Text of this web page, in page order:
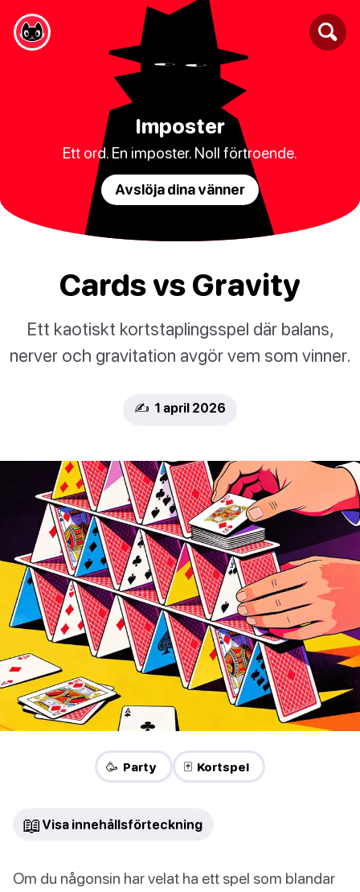
Imposter
Ett ord. En imposter. Noll förtroende.
Avslöja dina vänner
Cards vs Gravity
Ett kaotiskt kortstaplingsspel där balans,
nerver och gravitation avgör vem som vinner.
✍️ 1 april 2026
🥳 Party 🃏 Kortspel
📖 Visa innehållsförteckning
Om du någonsin har velat ha ett spel som blandar